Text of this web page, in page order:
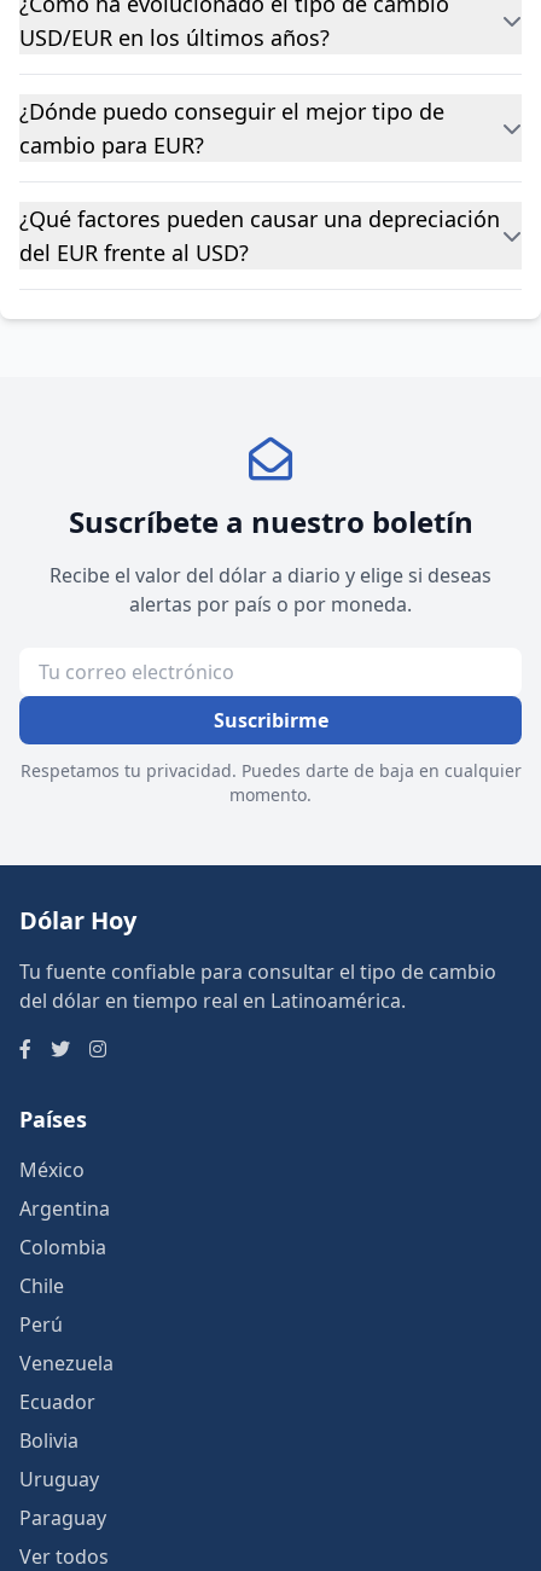
USD/EUR en los últimos años?
¿Dónde puedo conseguir el mejor tipo de
cambio para EUR?
¿Qué factores pueden causar una depreciación
del EUR frente al USD?
Suscríbete a nuestro boletín
Recibe el valor del dólar a diario y elige si deseas
alertas por país o por moneda.
Suscribirme
Respetamos tu privacidad. Puedes darte de baja en cualquier
momento.
Dólar Hoy
Tu fuente confiable para consultar el tipo de cambio
del dólar en tiempo real en Latinoamérica.
Países
México
Argentina
Colombia
Chile
Perú
Venezuela
Ecuador
Bolivia
Uruguay
Paraguay
Ver todos